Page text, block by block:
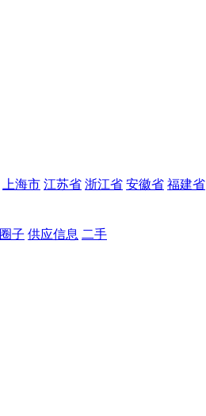
上海市 江苏省 浙江省 安徽省 福建省
圈子 供应信息 二手